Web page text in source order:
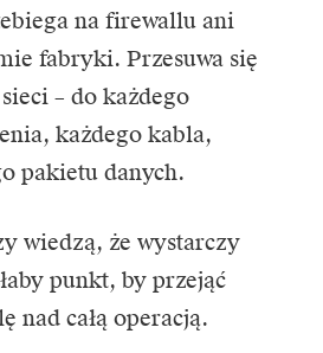
na firewallu ani
fabryki. Przesuwa się
sieci – do każdego
każdego kabla,
pakietu danych.
wiedzą, że wystarczy
punkt, by przejąć
nad całą operacją.